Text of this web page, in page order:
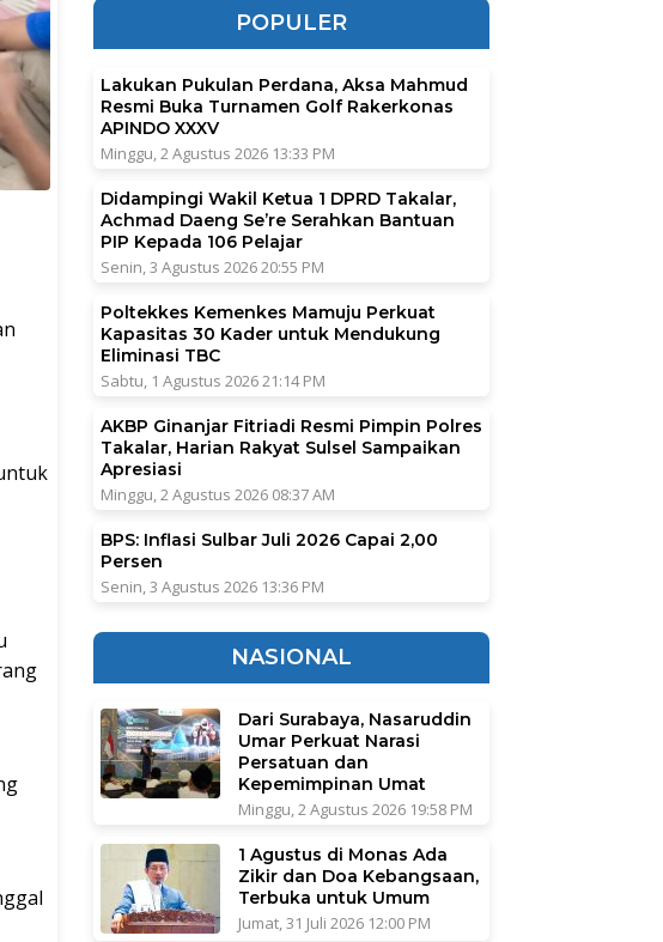
POPULER
Lakukan Pukulan Perdana, Aksa Mahmud
Resmi Buka Turnamen Golf Rakerkonas
APINDO XXXV
Minggu, 2 Agustus 2026 13:33 PM
Didampingi Wakil Ketua 1 DPRD Takalar,
Achmad Daeng Se’re Serahkan Bantuan
PIP Kepada 106 Pelajar
Senin, 3 Agustus 2026 20:55 PM
Poltekkes Kemenkes Mamuju Perkuat
Kapasitas 30 Kader untuk Mendukung
Eliminasi TBC
Sabtu, 1 Agustus 2026 21:14 PM
AKBP Ginanjar Fitriadi Resmi Pimpin Polres
Takalar, Harian Rakyat Sulsel Sampaikan
Apresiasi
Minggu, 2 Agustus 2026 08:37 AM
BPS: Inflasi Sulbar Juli 2026 Capai 2,00
Persen
Senin, 3 Agustus 2026 13:36 PM
NASIONAL
Dari Surabaya, Nasaruddin
Umar Perkuat Narasi
Persatuan dan
Kepemimpinan Umat
Minggu, 2 Agustus 2026 19:58 PM
1 Agustus di Monas Ada
Zikir dan Doa Kebangsaan,
Terbuka untuk Umum
Jumat, 31 Juli 2026 12:00 PM